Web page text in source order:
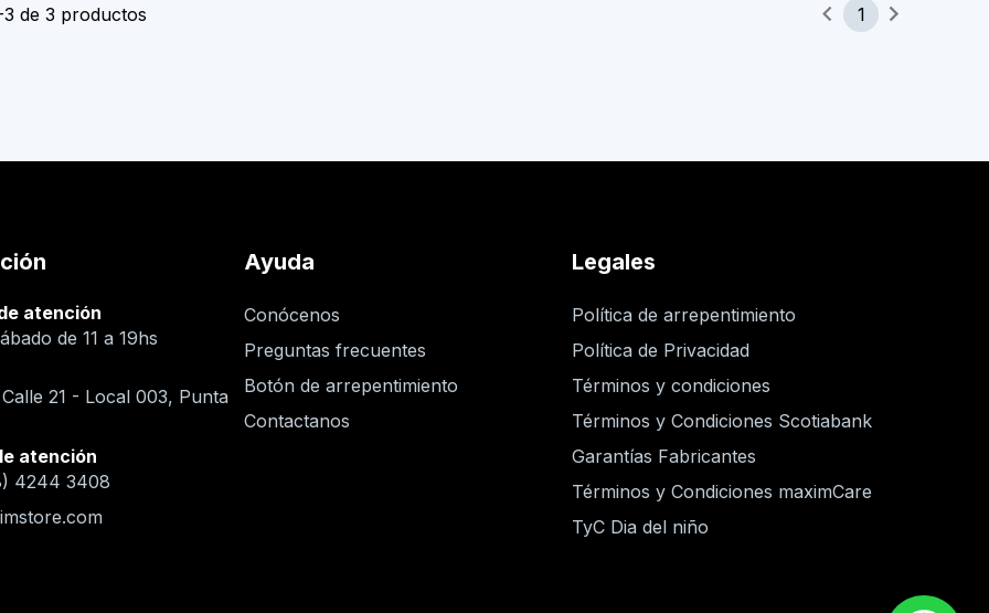
3 de3 productos 1
atención
de 11 a 19hs
21 - Local 003, Punta
atención
4244 3408
Ayuda
Conócenos
Preguntas frecuentes
Botón de arrepentimiento
Contactanos
Legales
Política de arrepentimiento
Política de Privacidad
Términos y condiciones
Términos y Condiciones Scotiabank
Garantías Fabricantes
Términos y Condiciones maximCare
TyC Dia del niño